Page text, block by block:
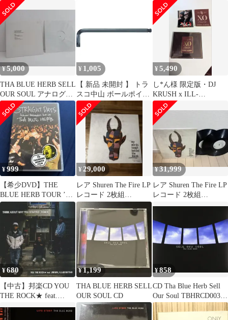
WE REALIZED/THA
BLUE HERB
RECORDINGS
TBHRCD009 CD □
/TBHRDVD004
¥5,000
THA BLUE HERB SELL
OUR SOUL アナログサ
ンプル盤
¥ 1,005
【 新品 未開封 】 トラ
スコ中山 ボールポイン
トヘックスローブレン
チ T10H TBHR10H 未使
用 送料無料
¥5,490
し*ん様 限定版・DJ
KRUSH x ILL-
BOSSTINO XO 初回限
定
¥999
【希少DVD】THE
BLUE HERB TOUR ’08
DVD
¥29,000
レア Shuren The Fire LP
レコード 2枚組
BLUEHERB
¥31,999
レア Shuren The Fire LP
レコード 2枚組
BLUEHERB
¥680
【中古】邦楽CD YOU
THE ROCK★ feat.
BOSSTINO / THINK
¥1,199
THA BLUE HERB SELL
OUR SOUL CD
¥858
CD Tha Blue Herb Sell
Our Soul TBHRCD003
West Up /00110